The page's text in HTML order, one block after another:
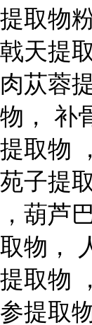
提取物
戟天提
肉苁蓉
物， 补
提取物
苑子提
，葫芦
取物，
提取物
参提取